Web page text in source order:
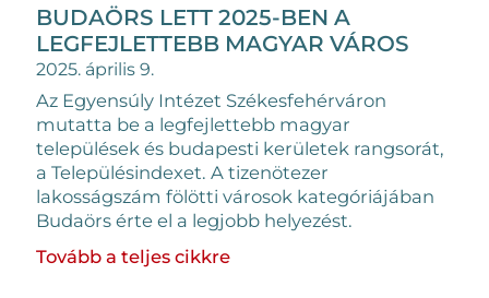
BUDAÖRS LETT 2025-BEN A
LEGFEJLETTEBB MAGYAR VÁROS
2025. április 9.
Az Egyensúly Intézet Székesfehérváron
mutatta be a legfejlettebb magyar
települések és budapesti kerületek rangsorát,
a Településindexet. A tizenötezer
lakosságszám fölötti városok kategóriájában
Budaörs érte el a legjobb helyezést.
Tovább a teljes cikkre